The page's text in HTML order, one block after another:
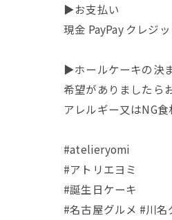
▶お支払い
現金 PayPay クレジ
▶︎ホールケーキの決
希望がありましたら
アレルギー又はNG
#atelieryomi
#アトリエヨミ
#誕生日ケーキ
#名古屋グルメ #川